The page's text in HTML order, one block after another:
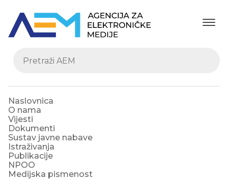
Naslovnica
O nama
Vijesti
Dokumenti
Sustav javne nabave
Istraživanja
Publikacije
NPOO
Medijska pismenost